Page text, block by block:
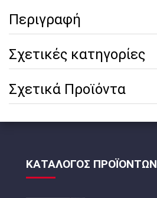
Περιγραφή
Σχετικές κατηγορίες
Σχετικά Προϊόντα
ΚΑΤΑΛΟΓΟΣ ΠΡΟΪΟΝΤΩΝ